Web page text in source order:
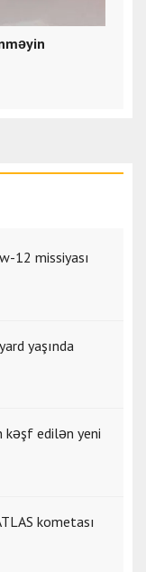
12 missiyası
yaşında
edilən yeni
kometası